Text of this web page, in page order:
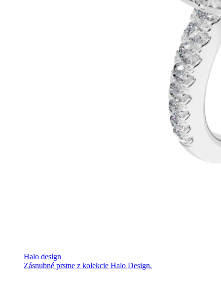
Halo design
Zásnubné prstne z kolekcie Halo Design.